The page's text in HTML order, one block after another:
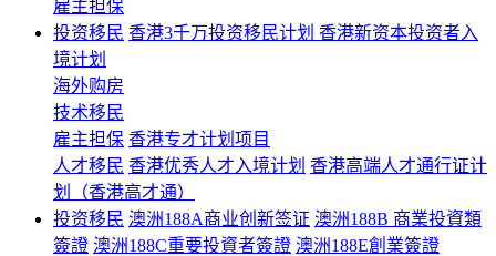
雇主担保
投资移民 香港3千万投资移民计划 香港新资本投资者入
境计划
海外购房
技术移民
雇主担保 香港专才计划项目
人才移民 香港优秀人才入境计划 香港高端人才通行证计
划（香港高才通）
投资移民 澳洲188A商业创新签证 澳洲188B 商業投資類
簽證 澳洲188C重要投資者簽證 澳洲188E創業簽證